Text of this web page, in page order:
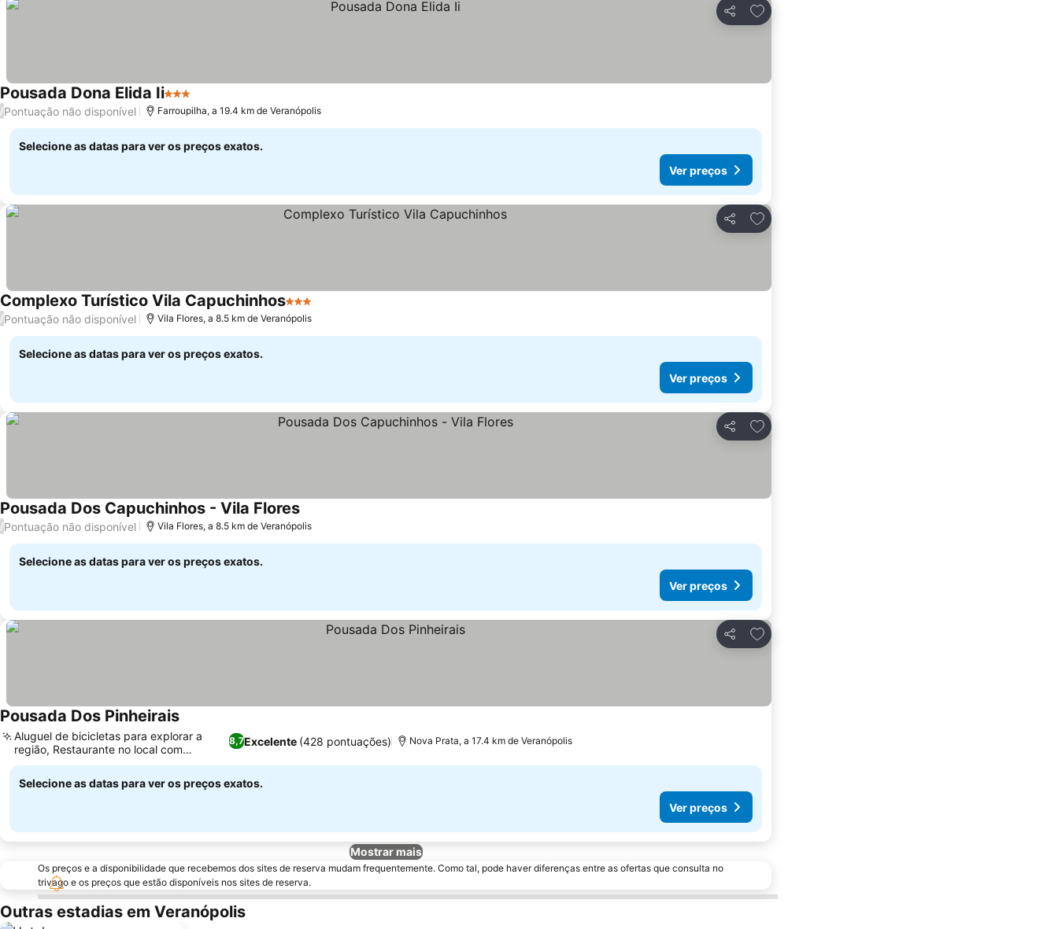
Partilhar
Adicionar aos favoritos
Pousada Dona Elida Ii3 Estrelas
/Pontuação não disponível Farroupilha, a 19.4 km de Veranópolis
Selecione as datas para ver os preços exatos.
Ver preços
Partilhar
Adicionar aos favoritos
Complexo Turístico Vila Capuchinhos3 Estrelas
/Pontuação não disponível Vila Flores, a 8.5 km de Veranópolis
Selecione as datas para ver os preços exatos.
Ver preços
Partilhar
Adicionar aos favoritos
Pousada Dos Capuchinhos - Vila Flores
/Pontuação não disponível Vila Flores, a 8.5 km de Veranópolis
Selecione as datas para ver os preços exatos.
Ver preços
Partilhar
Adicionar aos favoritos
Pousada Dos Pinheirais
8,7Excelente (428 pontuações)
Aluguel de bicicletas para explorar a
região, Restaurante no local com
cardápio variado
Nova Prata, a 17.4 km de Veranópolis
Selecione as datas para ver os preços exatos.
Ver preços
Mostrar mais
Os preços e a disponibilidade que recebemos dos sites de reserva mudam frequentemente. Como tal, pode haver diferenças entre as ofertas que consulta no
trivago e os preços que estão disponíveis nos sites de reserva.
Outras estadias em Veranópolis